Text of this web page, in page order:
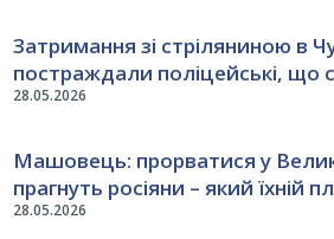
28.05.2026
Затримання зі стріляниною в
постраждали поліцейські, що
28.05.2026
Машовець: прорватися у
прагнуть росіяни – який їхній